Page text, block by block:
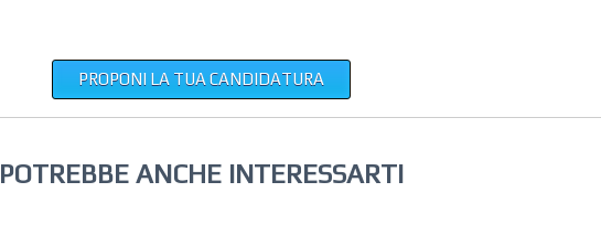
PROPONI LA TUA CANDIDATURA
POTREBBE ANCHE INTERESSARTI